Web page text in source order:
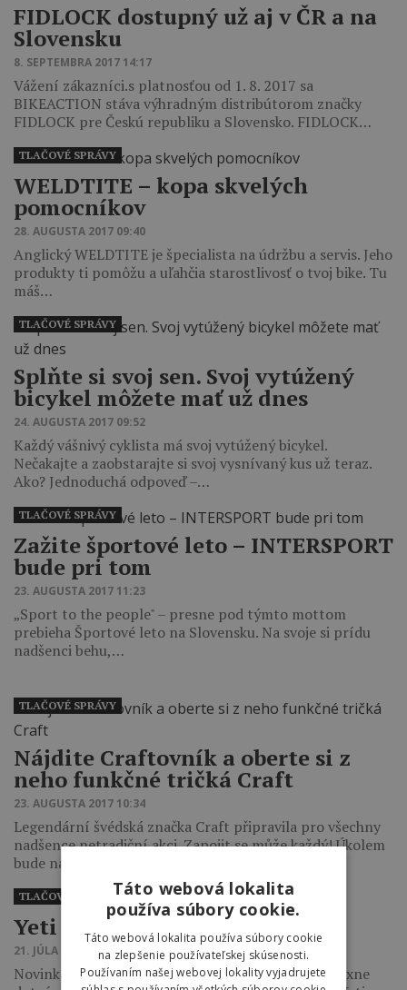
FIDLOCK dostupný už aj v ČR a na
Slovensku
8. SEPTEMBRA 2017 14:17
Vážení zákazníci.s platnosťou od 1. 8. 2017 sa
BIKEACTION stáva výhradným distribútorom značky
FIDLOCK pre Českú republiku a Slovensko. FIDLOCK…
WELDTITE – kopa skvelých
pomocníkov
28. AUGUSTA 2017 09:40
Anglický WELDTITE je špecialista na údržbu a servis. Jeho
produkty ti pomôžu a uľahčia starostlivosť o tvoj bike. Tu
máš…
TLAČOVÉ SPRÁVY
Splňte si svoj sen. Svoj vytúžený
bicykel môžete mať už dnes
24. AUGUSTA 2017 09:52
Každý vášnivý cyklista má svoj vytúžený bicykel.
Nečakajte a zaobstarajte si svoj vysnívaný kus už teraz.
Ako? Jednoduchá odpoveď –…
TLAČOVÉ SPRÁVY
Zažite športové leto – INTERSPORT
bude pri tom
23. AUGUSTA 2017 11:23
„Sport to the people" – presne pod týmto mottom
prebieha Športové leto na Slovensku. Na svoje si prídu
nadšenci behu,…
TLAČOVÉ SPRÁVY
Nájdite Craftovník a oberte si z
neho funkčné tričká Craft
23. AUGUSTA 2017 10:34
Legendární švédská značka Craft připravila pro všechny
nadšence netradiční akci. Zapojit se může každý! Úkolem
bude najít vzácný strom Craftovník,…
TLAČOVÉ SPRÁVY
Yeti SB5 a SB5+
21. JÚLA 2017 00:00
Novinkami SB 5 a SB 5+ pre rok 2017 YETI komplexne
TLAČOVÉ SPRÁVY Táto webová lokalita
používa súbory cookie.
Táto webová lokalita používa súbory cookie
na zlepšenie používateľskej skúsenosti.
Používaním našej webovej lokality vyjadrujete